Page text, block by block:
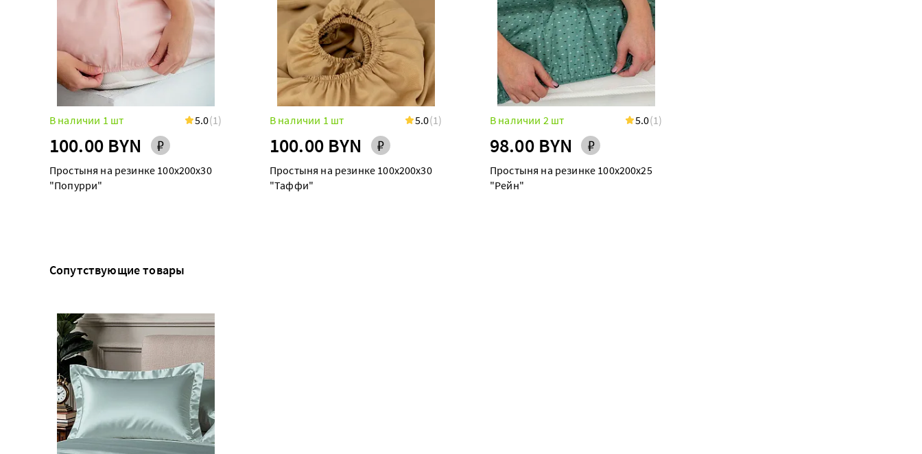
В наличии 1 шт 5.0(1)
100.00 BYN
Простыня на резинке 100х200х30
"Попурри"
В наличии 1 шт 5.0(1)
100.00 BYN
Простыня на резинке 100х200х30
"Таффи"
В наличии 2 шт 5.0(1)
98.00 BYN
Простыня на резинке 100х200х25
"Рейн"
Сопутствующие товары